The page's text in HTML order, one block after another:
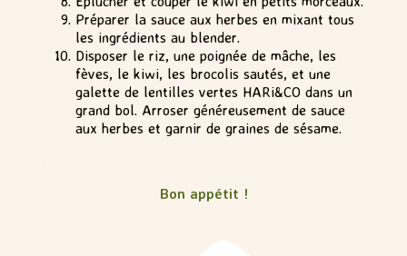
Préparer la sauce aux herbes en mixant tous
les ingrédients au blender.
Disposer le riz, une poignée de mâche, les
fèves, le kiwi, les brocolis sautés, et une
galette de lentilles vertes HARi&CO dans un
grand bol. Arroser généreusement de sauce
aux herbes et garnir de graines de sésame.
Bon appétit !